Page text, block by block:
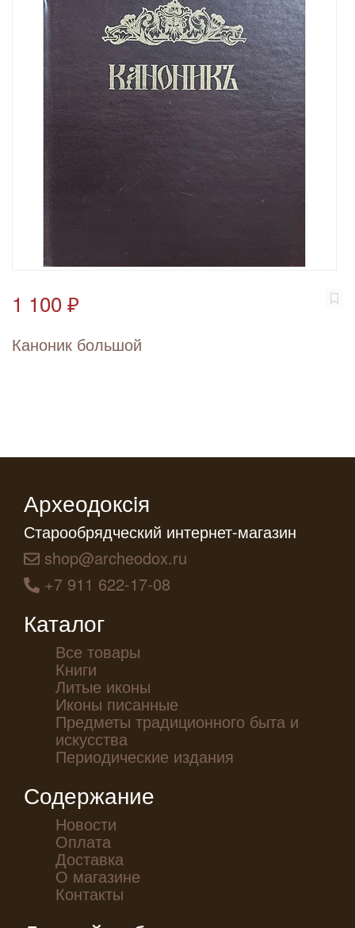
1 100 ₽
Каноник большой
Археодоксiя
Старообрядческий интернет-магазин
shop@archeodox.ru
+7 911 622-17-08
Каталог
Все товары
Книги
Литые иконы
Иконы писанные
Предметы традиционного быта и
искусства
Периодические издания
Содержание
Новости
Оплата
Доставка
О магазине
Контакты